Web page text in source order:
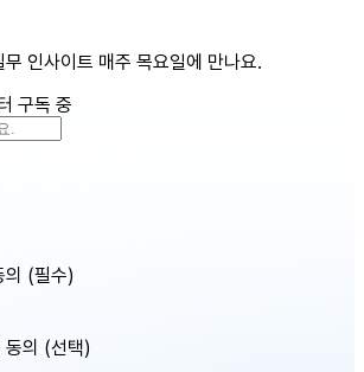
인사이트 매주 목요일에 만나요.
구독 중
(필수)
의 (선택)